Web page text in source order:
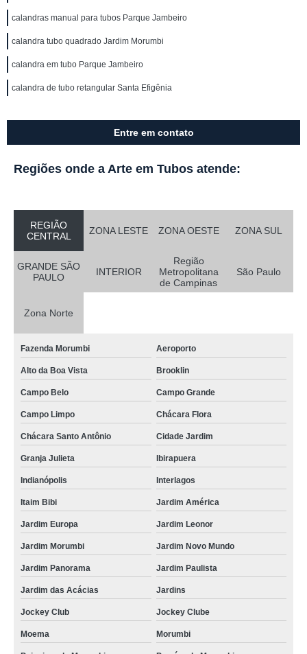
calandras manual para tubos Parque Jambeiro
calandra tubo quadrado Jardim Morumbi
calandra em tubo Parque Jambeiro
calandra de tubo retangular Santa Efigênia
Entre em contato
Regiões onde a Arte em Tubos atende:
REGIÃO
CENTRAL
ZONA LESTE ZONA OESTE ZONA SUL
GRANDE SÃO
PAULO
INTERIOR
Região
Metropolitana
de Campinas
São Paulo
Zona Norte
Fazenda Morumbi Aeroporto
Alto da Boa Vista Brooklin
Campo Belo Campo Grande
Campo Limpo Chácara Flora
Chácara Santo Antônio Cidade Jardim
Granja Julieta Ibirapuera
Indianópolis Interlagos
Itaim Bibi Jardim América
Jardim Europa Jardim Leonor
Jardim Morumbi Jardim Novo Mundo
Jardim Panorama Jardim Paulista
Jardim das Acácias Jardins
Jockey Club Jockey Clube
Moema Morumbi